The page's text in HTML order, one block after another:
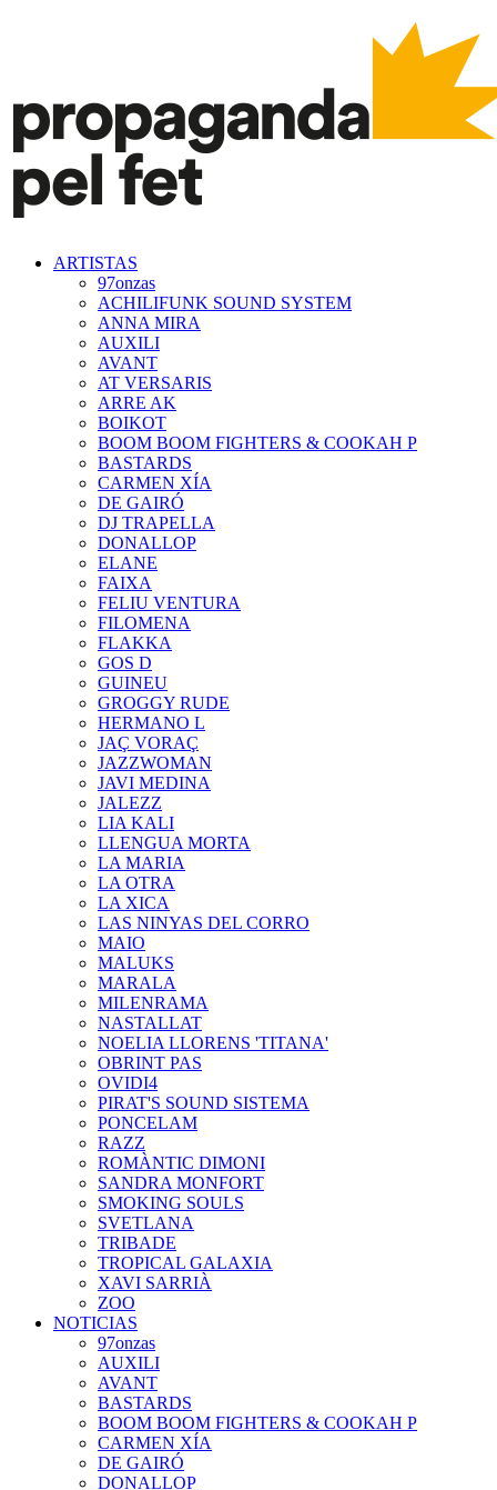
ARTISTAS
97onzas
ACHILIFUNK SOUND SYSTEM
ANNA MIRA
AUXILI
AVANT
AT VERSARIS
ARRE AK
BOIKOT
BOOM BOOM FIGHTERS & COOKAH P
BASTARDS
CARMEN XÍA
DE GAIRÓ
DJ TRAPELLA
DONALLOP
ELANE
FAIXA
FELIU VENTURA
FILOMENA
FLAKKA
GOS D
GUINEU
GROGGY RUDE
HERMANO L
JAÇ VORAÇ
JAZZWOMAN
JAVI MEDINA
JALEZZ
LIA KALI
LLENGUA MORTA
LA MARIA
LA OTRA
LA XICA
LAS NINYAS DEL CORRO
MAIO
MALUKS
MARALA
MILENRAMA
NASTALLAT
NOELIA LLORENS 'TITANA'
OBRINT PAS
OVIDI4
PIRAT'S SOUND SISTEMA
PONCELAM
RAZZ
ROMÀNTIC DIMONI
SANDRA MONFORT
SMOKING SOULS
SVETLANA
TRIBADE
TROPICAL GALAXIA
XAVI SARRIÀ
ZOO
NOTICIAS
97onzas
AUXILI
AVANT
BASTARDS
BOOM BOOM FIGHTERS & COOKAH P
CARMEN XÍA
DE GAIRÓ
DONALLOP